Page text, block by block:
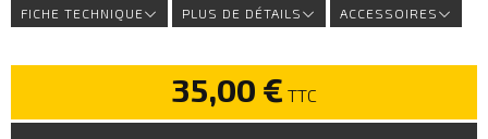
FICHE TECHNIQUE PLUS DE DÉTAILS ACCESSOIRES
35,00 € TTC